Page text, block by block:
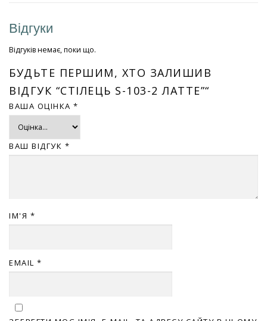
Відгуки
Відгуків немає, поки що.
БУДЬТЕ ПЕРШИМ, ХТО ЗАЛИШИВ
ВІДГУК “СТІЛЕЦЬ S-103-2 ЛАТТЕ”“
ВАША ОЦІНКА *
ВАШ ВІДГУК *
ІМ'Я *
EMAIL *